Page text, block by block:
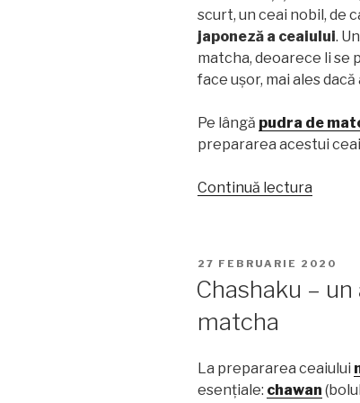
scurt, un ceai nobil, de
japoneză a ceaiului.
matcha, deoarece li se
face ușor, mai ales
Pe lângă pudra de
prepararea acestui
Continuă lectura
ceaiului
PUBLICAT
27 FEBRUARIE 2020
Chashaku –
matcha
La prepararea ceaiului
esențiale: chawan